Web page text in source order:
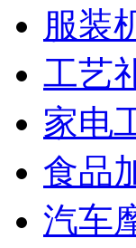
服装
工艺
家电
食品
汽车